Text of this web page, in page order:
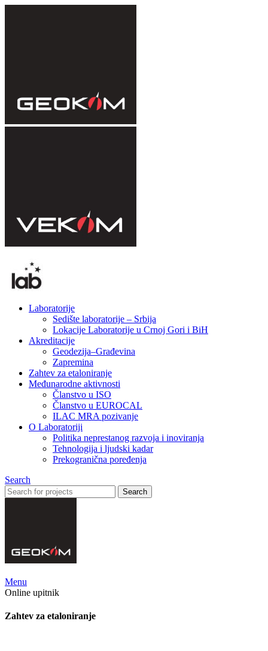
Laboratorije
Sedište laboratorije – Srbija
Lokacije Laboratorije u Crnoj Gori i BiH
Akreditacije
Geodezija–Građevina
Zapremina
Zahtev za etaloniranje
Međunarodne aktivnosti
Članstvo u ISO
Članstvo u EUROCAL
ILAC MRA pozivanje
O Laboratoriji
Politika neprestanog razvoja i inoviranja
Tehnologija i ljudski kadar
Prekogranična poređenja
Search
Search
Menu
Online upitnik
Zahtev za etaloniranje